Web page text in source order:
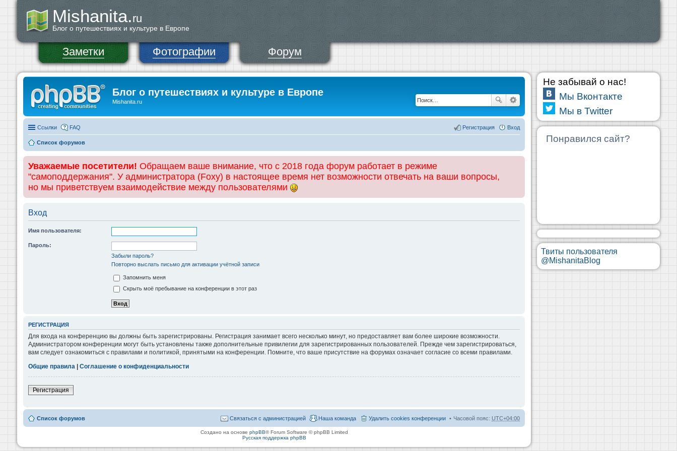
Mishanita.ru
Блог о путешествиях и культуре в Европе
Заметки Фотографии Форум
Блог о путешествиях и культуре в Европе
Mishanita.ru
Ссылки FAQ Вход
Регистрация
Список форумов
Уважаемые посетители! Обращаем ваше внимание, что с 2018 года форум работает в режиме
"самоподдержания". У администратора (Foxy) в настоящее время нет возможности отвечать на ваши вопросы,
но мы приветствуем взаимодействие между пользователями
Вход
Имя пользователя:
Пароль:
Забыли пароль?
Повторно выслать письмо для активации учётной записи
Запомнить меня
Скрыть моё пребывание на конференции в этот раз
РЕГИСТРАЦИЯ
Для входа на конференцию вы должны быть зарегистрированы. Регистрация занимает всего несколько минут, но предоставляет вам более широкие возможности.
Администратором конференции могут быть установлены также дополнительные привилегии для зарегистрированных пользователей. Прежде чем зарегистрироваться,
вам следует ознакомиться с правилами и политикой, принятыми на конференции. Помните, что ваше присутствие на форумах означает согласие со всеми правилами.
Общие правила
Соглашение о конфиденциальности
Регистрация
Список форумов Часовой пояс: UTC+04:00
Удалить cookies конференции
Наша команда
Связаться с администрацией
Создано на основе phpBB® Forum Software © phpBB Limited
Русская поддержка phpBB
Не забывай о нас!
Мы Вконтакте
Мы в Twitter
Понравился сайт?
Твиты пользователя
@MishanitaBlog